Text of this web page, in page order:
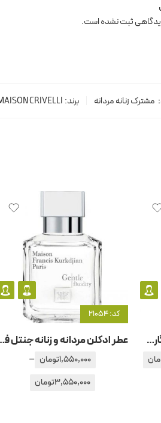
ثبت نشده است.
مشترک زنانه مردانه برند: CRIVELLI
عطر ادکلن مردانه و زنانه بولگاری د نویر
کد: 21054
عطر ادکلن مردانه
1,550,000تومان –
3,550,000تومان